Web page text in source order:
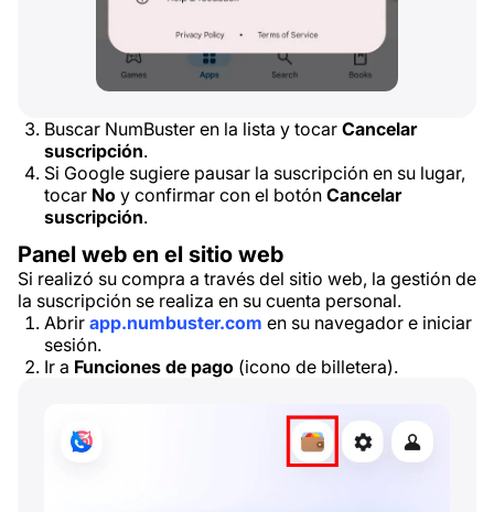
Buscar NumBuster en la lista y tocar Cancelar
suscripción.
Si Google sugiere pausar la suscripción en su lugar,
tocar No y confirmar con el botón Cancelar
suscripción.
Panel web en el sitio web
Si realizó su compra a través del sitio web, la gestión de
la suscripción se realiza en su cuenta personal.
Abrir app.numbuster.com en su navegador e iniciar
sesión.
Ir a Funciones de pago (icono de billetera).